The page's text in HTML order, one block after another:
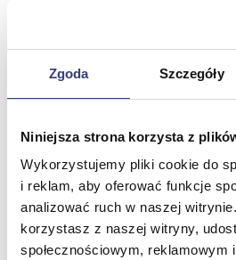
Zgoda Szczegóły
Niniejsza strona korzysta z
Wykorzystujemy pliki cookie do
i reklam, aby oferować funkcje
analizować ruch w naszej
korzystasz z naszej witryny,
społecznościowym, reklamowym
Pielęgnacja mebli
Taborety i krzesła
Stoły
Parawany
Fotele
Zobacz wszystko